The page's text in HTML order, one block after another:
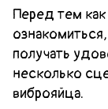
Перед тем как
получать
несколько
виброяйца.